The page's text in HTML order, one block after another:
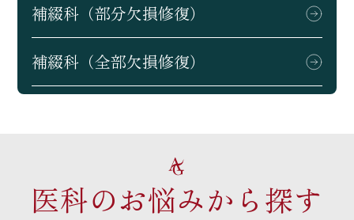
補綴科（部分欠損修復）
補綴科（全部欠損修復）
医科のお悩みから探す